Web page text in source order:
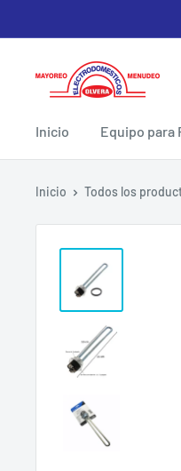
directamente
contenido
Electrodomesticos
Olvera
Inicio Equipo para
Inicio Todos los